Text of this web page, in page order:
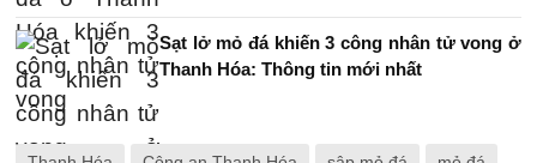
Sạt lở mỏ đá khiến 3 công nhân tử vong ở
Thanh Hóa: Thông tin mới nhất